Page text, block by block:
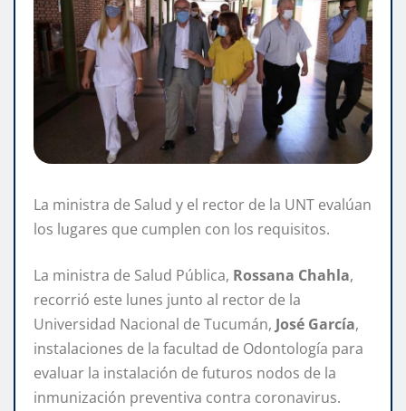
La ministra de Salud y el rector de la UNT evalúan
los lugares que cumplen con los requisitos.
La ministra de Salud Pública, Rossana Chahla,
recorrió este lunes junto al rector de la
Universidad Nacional de Tucumán, José García,
instalaciones de la facultad de Odontología para
evaluar la instalación de futuros nodos de la
inmunización preventiva contra coronavirus.